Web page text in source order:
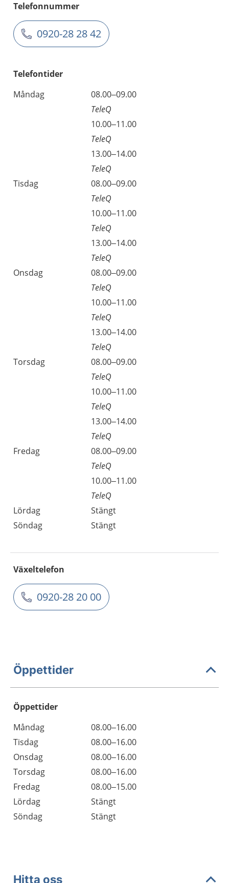
Telefonnummer
0920-28 28 42
Telefontider
Måndag
08.00–09.00
TeleQ
10.00–11.00
TeleQ
13.00–14.00
TeleQ
Tisdag
08.00–09.00
TeleQ
10.00–11.00
TeleQ
13.00–14.00
TeleQ
Onsdag
08.00–09.00
TeleQ
10.00–11.00
TeleQ
13.00–14.00
TeleQ
Torsdag
08.00–09.00
TeleQ
10.00–11.00
TeleQ
13.00–14.00
TeleQ
Fredag
08.00–09.00
TeleQ
10.00–11.00
TeleQ
Lördag
Stängt
Söndag
Stängt
Växeltelefon
0920-28 20 00
Öppettider
Öppettider
Dag
Öppettider
Kommentarer
Måndag
08.00–16.00
Tisdag
08.00–16.00
Onsdag
08.00–16.00
Torsdag
08.00–16.00
Fredag
08.00–15.00
Lördag
Stängt
Söndag
Stängt
Hitta oss